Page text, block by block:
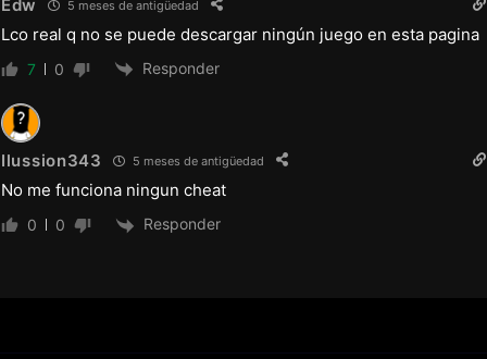
Edw 5 meses de antigüedad
Lco real q no se puede descargar ningún juego en esta pagina
7 0 Responder
Ilussion343 5 meses de antigüedad
No me funciona ningun cheat
0 0 Responder